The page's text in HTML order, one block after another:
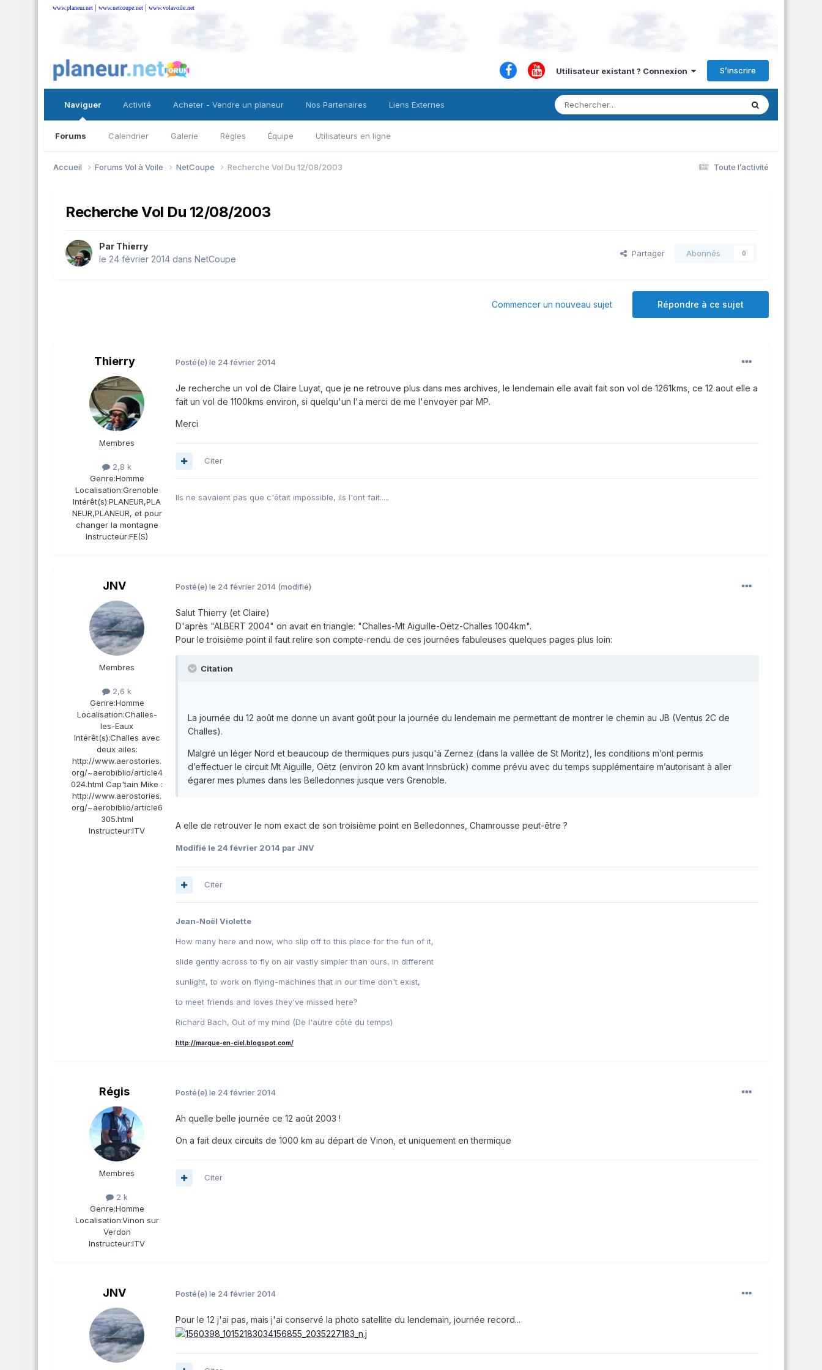
www.planeur.net | www.netcoupe.net | www.volavoile.net
Utilisateur existant ? Connexion S’inscrire
Naviguer
Forums Calendrier Galerie Règles Équipe Utilisateurs en ligne
Activité Acheter - Vendre un planeur Nos Partenaires Liens Externes
Toute l’activité
Accueil Forums Vol à Voile NetCoupe Recherche Vol Du 12/08/2003
Recherche Vol Du 12/08/2003
Par Thierry
le 24 février 2014 dans NetCoupe
Partager Abonnés 0
Répondre à ce sujet
Commencer un nouveau sujet
Thierry
Membres
2,8 k
Genre:Homme
Localisation:Grenoble
Intérêt(s):PLANEUR,PLA
NEUR,PLANEUR, et pour
changer la montagne
Instructeur:FE(S)
Posté(e) le 24 février 2014
Je recherche un vol de Claire Luyat, que je ne retrouve plus dans mes archives, le lendemain elle avait fait son vol de 1261kms, ce 12 aout elle a
fait un vol de 1100kms environ, si quelqu'un l'a merci de me l'envoyer par MP.
Merci
Citer
Ils ne savaient pas que c'était impossible, ils l'ont fait.....
JNV
Membres
2,6 k
Genre:Homme
Localisation:Challes-
les-Eaux
Intérêt(s):Challes avec
deux ailes:
http://www.aerostories.
org/~aerobiblio/article4
024.html Cap'tain Mike :
http://www.aerostories.
org/~aerobiblio/article6
305.html
Instructeur:ITV
Posté(e) le 24 février 2014 (modifié)
Salut Thierry (et Claire)
D'après "ALBERT 2004" on avait en triangle: "Challes-Mt Aiguille-Oëtz-Challes 1004km".
Pour le troisième point il faut relire son compte-rendu de ces journées fabuleuses quelques pages plus loin:
Citation
La journée du 12 août me donne un avant goût pour la journée du lendemain me permettant de montrer le chemin au JB (Ventus 2C de
Challes).
Malgré un léger Nord et beaucoup de thermiques purs jusqu'à Zernez (dans la vallée de St Moritz), les conditions m’ont permis
d’effectuer le circuit Mt Aiguille, Oëtz (environ 20 km avant Innsbrück) comme prévu avec du temps supplémentaire m’autorisant à aller
égarer mes plumes dans les Belledonnes jusque vers Grenoble.
A elle de retrouver le nom exact de son troisième point en Belledonnes, Chamrousse peut-être ?
Modifié le 24 février 2014 par JNV
Citer
Jean-Noël Violette
How many here and now, who slip off to this place for the fun of it,
slide gently across to fly on air vastly simpler than ours, in different
sunlight, to work on flying-machines that in our time don't exist,
to meet friends and loves they've missed here?
Richard Bach, Out of my mind (De l'autre côté du temps)
http://marque-en-ciel.blogspot.com/
Régis
Membres
2 k
Genre:Homme
Localisation:Vinon sur
Verdon
Instructeur:ITV
Posté(e) le 24 février 2014
Ah quelle belle journée ce 12 août 2003 !
On a fait deux circuits de 1000 km au départ de Vinon, et uniquement en thermique
Citer
JNV Posté(e) le 24 février 2014
Pour le 12 j'ai pas, mais j'ai conservé la photo satellite du lendemain, journée record...